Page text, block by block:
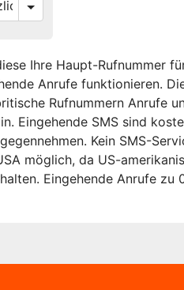
Ihre Haupt-Rufnummer
Anrufe funktionieren.
Rufnummern Anrufe
Eingehende SMS sind
Kein SMS-
möglich, da US-
Eingehende Anrufe zu